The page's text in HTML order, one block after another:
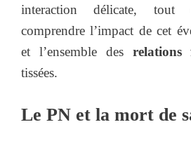
interaction délicate, tout
comprendre l’impact de cet
et l’ensemble des relations
tissées.
Le PN et la mort de